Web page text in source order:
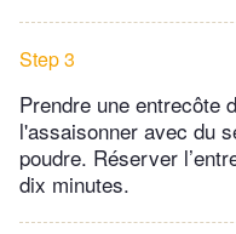
Step 3
Prendre une entrecôte
l'assaisonner avec du
poudre. Réserver
dix minutes.